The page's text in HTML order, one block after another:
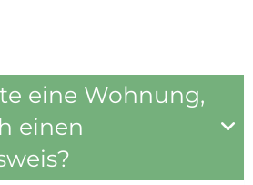
eine Wohnung,
einen